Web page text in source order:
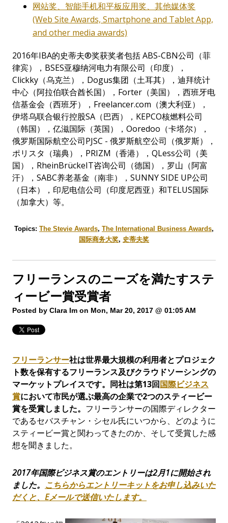
网站奖、智能手机和平板应用奖、其他媒体奖
(Web Site Awards, Smartphone and Tablet App,
and other media awards)
2016年IBA的史蒂夫®奖获奖者包括 ABS-CBN公司（菲
律宾），BSES亚穆纳河电力有限公司（印度），
Clickky（乌克兰），Dogus集团（土耳其），迪拜统计
中心（阿拉伯联合酋长国），Forter（美国），西班牙电
信基金会（西班牙），Freelancer.com（澳大利亚），
伊塔乌联合银行控股SA（巴西）， KEPCO核燃料公司
（韩国），亿滋国际（英国），Ooredoo（卡塔尔），
俄罗斯国际航空公司PJSC - 俄罗斯航空公司（俄罗斯），
ポリスタ（瑞典），PRIZM（香港）， QLess公司（美
国），RheinBrückeIT咨询公司（德国），罗山（阿富
汗），SABC养老基金（南非）， SUNNY SIDE UP公司
（日本），印尼电信公司（印度尼西亚）和TELUS国际
（加拿大）等。
Topics: The Stevie Awards, The International Business Awards,
国际商务大奖, 史蒂夫奖
フリーランスのニーズを満たすステ
ィービー賞受賞者
Posted by Clara Im on Mon, Mar 20, 2017 @ 01:05 AM
フリーランサー社は世界最大規模の利用者とプロジェク
ト数を保有するフリーランス及びクラウドソーシングの
マーケットプレイスです。同社は第13回国際ビジネス
賞において市民が選ぶ最高の企業で2つのスティービー
賞を受賞しました。 フリーランサーの国際ディレクター
であるセバスチャン・シセル氏にいつから、どのように
スティービー賞と関わってきたのか、そして受賞した感
想を聞きました。
2017年国際ビジネス賞のエントリーは2月1に開始され
ました。 こちらからエントリーキットをお申し込みいた
だくと、 Eメールで送信いたします。